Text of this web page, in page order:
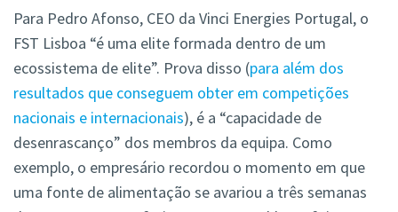
Para Pedro Afonso, CEO da Vinci Energies Portugal, o
FST Lisboa “é uma elite formada dentro de um
ecossistema de elite”. Prova disso (para além dos
resultados que conseguem obter em competições
nacionais e internacionais), é a “capacidade de
desenrascanço” dos membros da equipa. Como
exemplo, o empresário recordou o momento em que
uma fonte de alimentação se avariou a três semanas